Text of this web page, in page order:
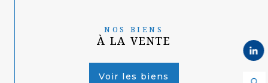
NOS BIENS
À LA VENTE
Voir les biens